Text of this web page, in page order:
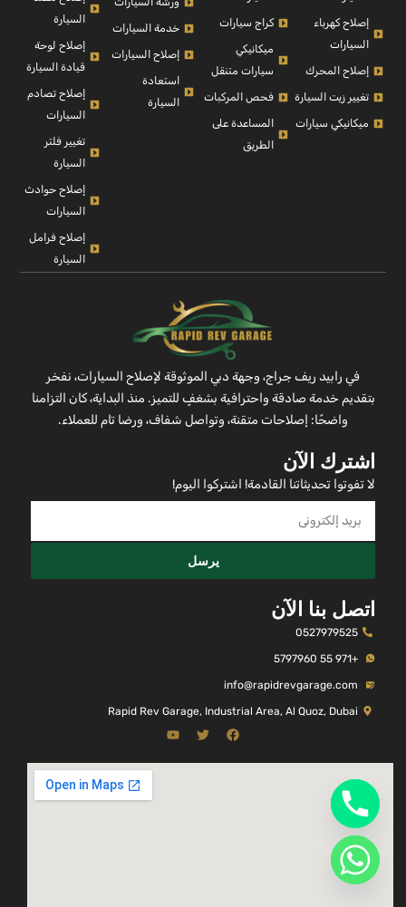
إصلاح كهرباء
السيارات
إصلاح المحرك
تغيير زيت السيارة
ميكانيكي سيارات
كراج سيارات
ميكانيكي
سيارات متنقل
فحص المركبات
المساعدة على
الطريق
خدمة السيارات
إصلاح السيارات
استعادة
السيارة
السيارة
إصلاح لوحة
قيادة السيارة
إصلاح تصادم
السيارات
تغيير فلتر
السيارة
إصلاح حوادث
السيارات
إصلاح فرامل
السيارة
في رابيد ريف جراج، وجهة دبي الموثوقة لإصلاح السيارات، نفخر
بتقديم خدمة صادقة واحترافية بشغفٍ للتميز. منذ البداية، كان التزامنا
واضحًا: إصلاحات متقنة، وتواصل شفاف، ورضا تام للعملاء.
اشترك الآن
لا تفوتوا تحديثاتنا القادمة! اشتركوا اليوم!
يرسل
اتصل بنا الآن
0527979525
+971 55 5797960
info@rapidrevgarage.com
Rapid Rev Garage, Industrial Area, Al Quoz, Dubai